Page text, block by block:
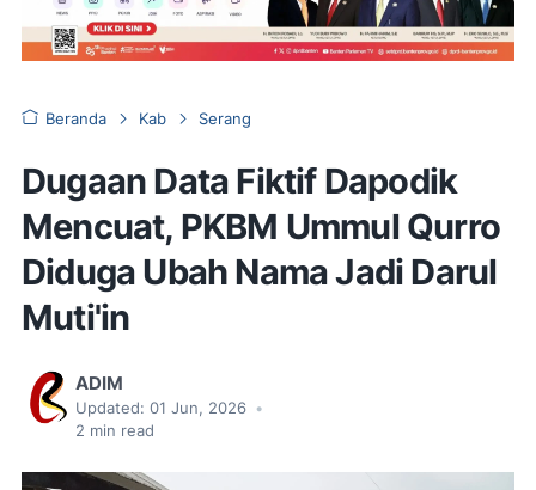
Beranda Kab Serang
Dugaan Data Fiktif Dapodik
Mencuat, PKBM Ummul Qurro
Diduga Ubah Nama Jadi Darul
Muti'in
ADIM
Updated: 01 Jun, 2026 •
2 min read